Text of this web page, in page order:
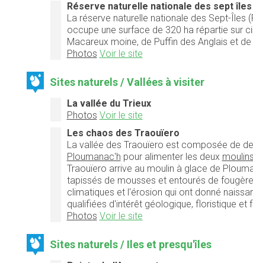
Réserve naturelle nationale des sept îles
La réserve naturelle nationale des Sept-Îles
occupe une surface de 320 ha répartie sur
Macareux moine, de Puffin des Anglais et
Photos Voir le site
Sites naturels / Vallées à visiter
La vallée du Trieux
Photos Voir le site
Les chaos des Traouïero
La vallée des Traouïero est composée de
Ploumanac'h pour alimenter les deux
Traouïero arrive au moulin à glace de
tapissés de mousses et entourés de
climatiques et l'érosion qui ont donné
qualifiées d'intérêt géologique, floristique et
Photos Voir le site
Sites naturels / Iles et presqu'îles